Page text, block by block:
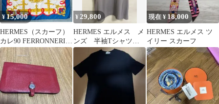
¥15,000
HERMES（スカーフ）
カレ90 FERRONNERIE
鉄細工
¥ 29,800
HERMES エルメス メ
ンズ 半袖Tシャツ
サイズ L
現在 ¥ 18,000
HERMES エルメス ツ
イリー スカーフ